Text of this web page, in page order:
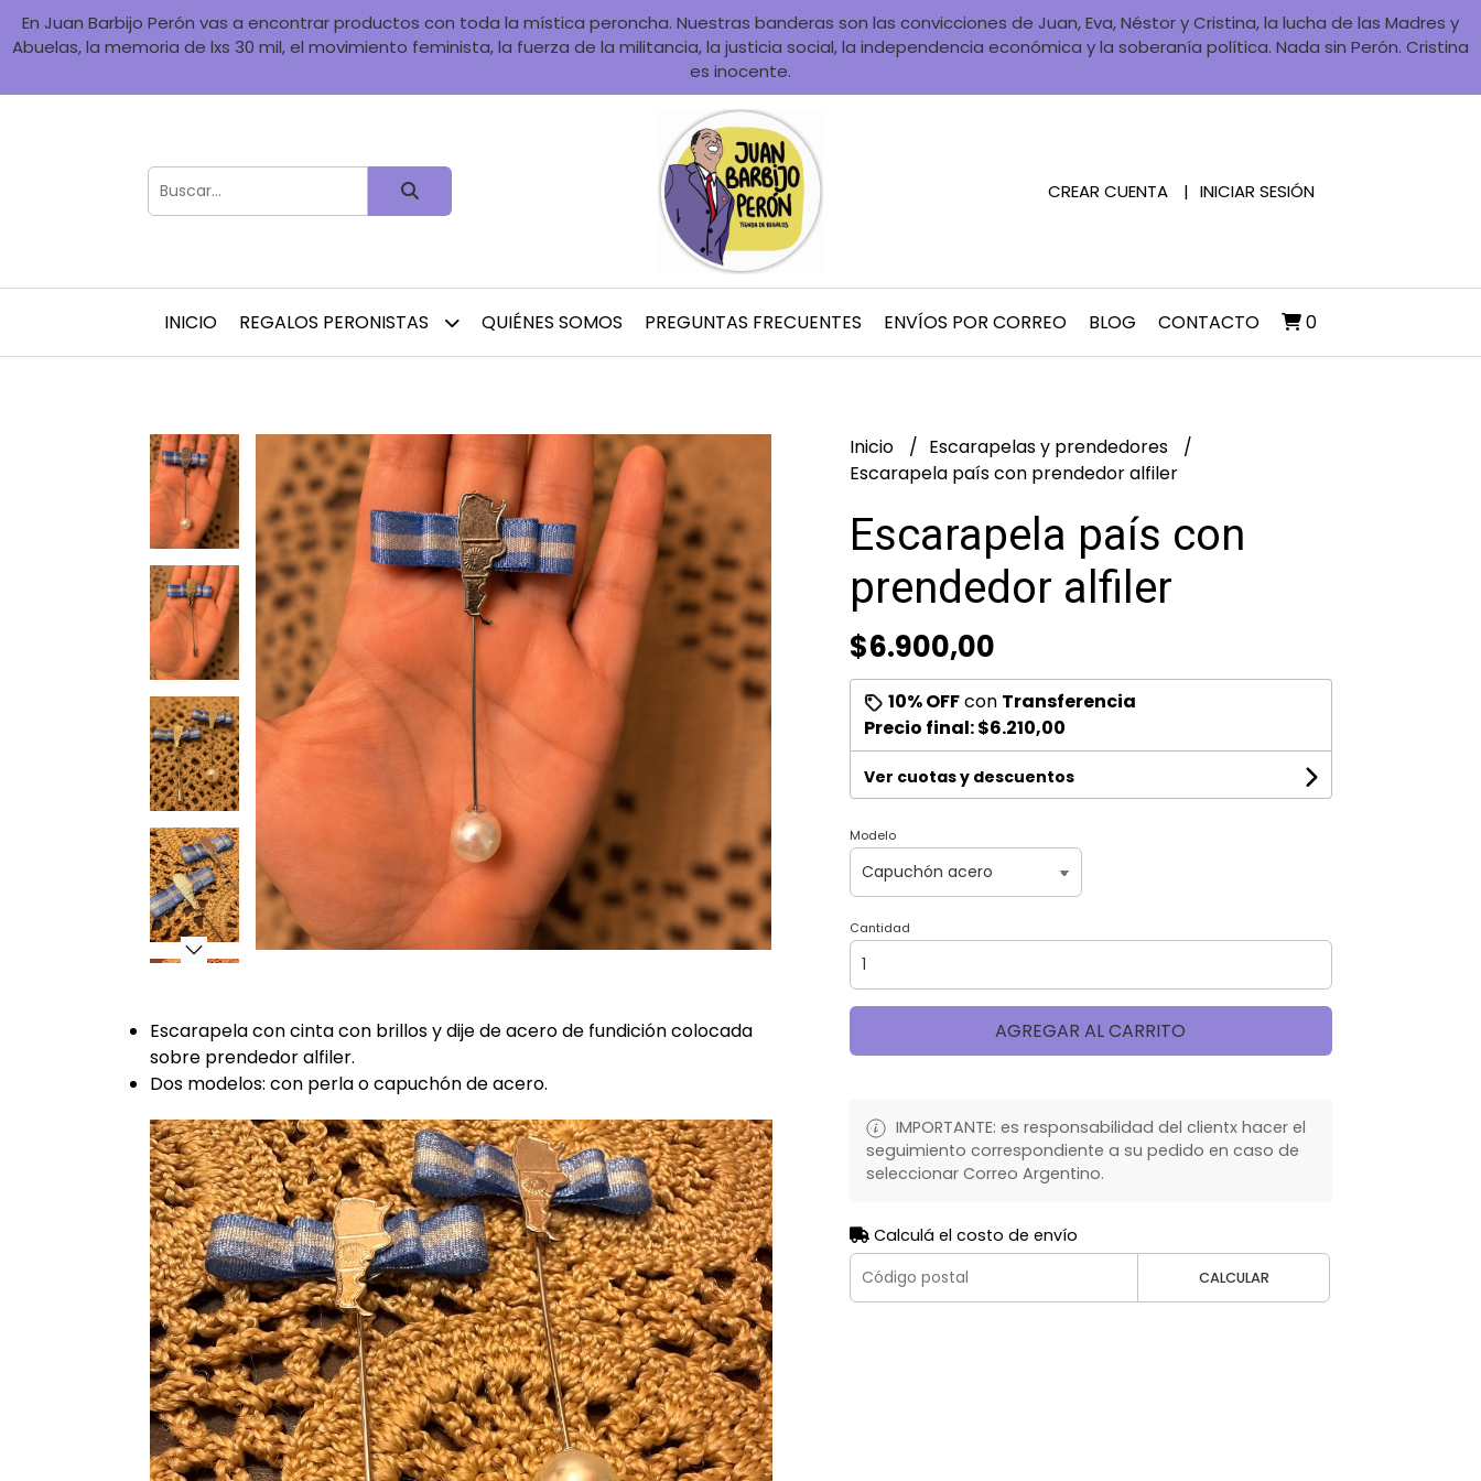
En Juan Barbijo Perón vas a encontrar productos con toda la mística peroncha. Nuestras banderas son las convicciones de Juan, Eva, Néstor y Cristina, la lucha de las Madres y
Abuelas, la memoria de lxs 30 mil, el movimiento feminista, la fuerza de la militancia, la justicia social, la independencia económica y la soberanía política. Nada sin Perón. Cristina
es inocente.
CREAR CUENTA INICIAR SESIÓN
INICIO REGALOS PERONISTAS QUIÉNES SOMOS PREGUNTAS FRECUENTES ENVÍOS POR CORREO BLOG CONTACTO 0
Escarapela con cinta con brillos y dije de acero de fundición colocada
sobre prendedor alfiler.
Dos modelos: con perla o capuchón de acero.
Inicio
Escarapelas y prendedores
Escarapela país con prendedor alfiler
Escarapela país con
prendedor alfiler
$6.900,00
10% OFFcon Transferencia
Precio final:$6.210,00
Ver cuotas y descuentos
Modelo
Cantidad
AGREGAR AL CARRITO
IMPORTANTE: es responsabilidad del clientx hacer el
seguimiento correspondiente a su pedido en caso de
seleccionar Correo Argentino.
Calculá el costo de envío
CALCULAR